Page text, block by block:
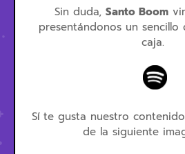
Sin duda, Santo Boom
presentándonos un sencillo
caja.
Sí te gusta nuestro
de la siguiente